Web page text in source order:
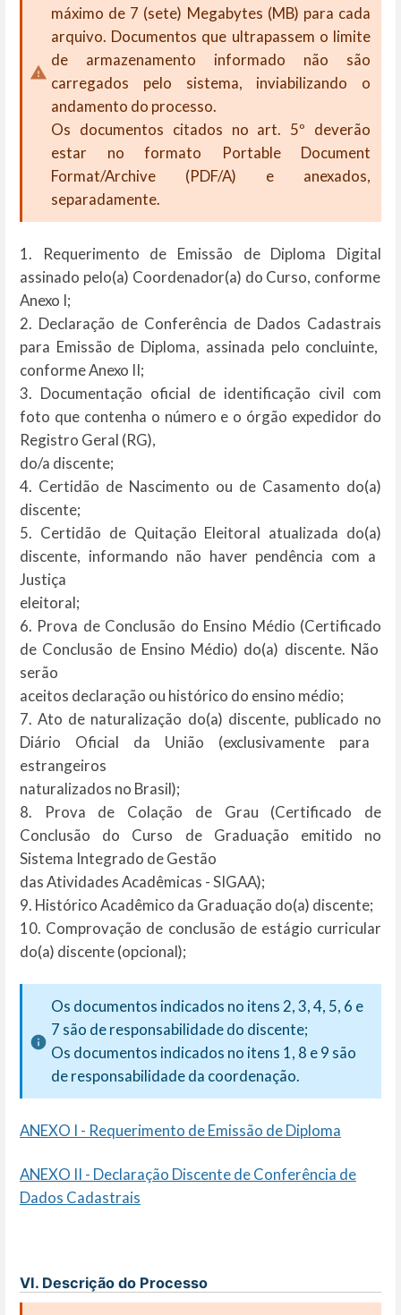
máximo de 7 (sete) Megabytes (MB) para cada
arquivo. Documentos que ultrapassem o limite
de armazenamento informado não são
carregados pelo sistema, inviabilizando o
andamento do processo.
Os documentos citados no art. 5º deverão
estar no formato
Portable Document
Format/Archive
(PDF/A) e anexados,
separadamente.
1. Requerimento de Emissão de Diploma
Digital
assinado pelo(a) Coordenador(a) do Curso, conforme
Anexo I;
2. Declaração de Conferência de Dados Cadastrais
para Emissão de Diploma, assinada pelo concluinte,
conformeAnexo II;
3. Documentação oficial de identificação civil com
foto que contenha o número e o órgão expedidor do
Registro Geral (RG),
do/a discente;
4. Certidão de Nascimento ou de Casamento do(a)
discente;
5. Certidão de Quitação Eleitoral atualizada do(a)
discente, informando não haver pendência com a
Justiça
eleitoral;
6. Prova de Conclusão do Ensino Médio (Certificado
de Conclusão de Ensino Médio) do(a) discente. Não
serão
aceitos declaração ou histórico do ensino médio;
7.Ato de naturalização do(a) discente, publicado no
Diário
Oficial da União (exclusivamente
para
estrangeiros
naturalizados no Brasil);
8.
Prova de Colação de Grau (Certificado de
Conclusão do Curso de Graduação emitido no
Sistema Integrado de Gestão
das Atividades Acadêmicas - SIGAA);
9. HistóricoAcadêmico da Graduação do(a) discente;
10. Comprovação de conclusão de estágio curricular
do(a) discente(opcional);
Os documentos indicados no itens 2, 3, 4, 5, 6 e
7 são de responsabilidade do discente;
Os documentos indicados no itens 1, 8 e 9 são
de responsabilidade da coordenação.
ANEXO I - Requerimento de Emissão de Diploma
ANEXO II - Declaração Discente de Conferência de
Dados Cadastrais
VI. Descrição do Processo